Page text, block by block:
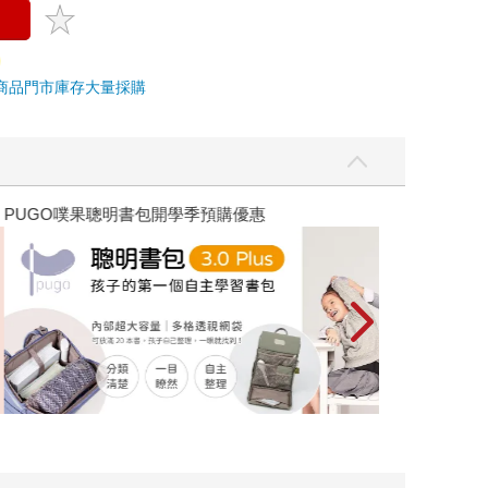
品門市庫存大量採購